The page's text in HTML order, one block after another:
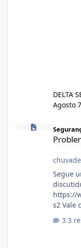
DELTA
Agosto
Segue
https://
s2 Vale
3